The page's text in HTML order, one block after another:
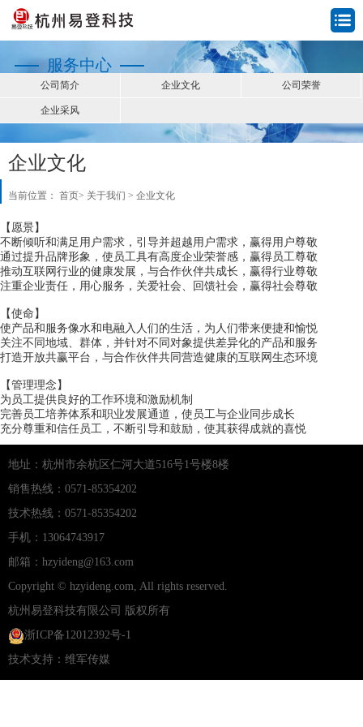
服务中心
公司简介 企业文化 公司荣誉
企业采风
企业文化
当前位置： 首页> 关于我们 > 企业文化
【愿景】
不断倾听和满足用户需求，引导并超越用户需求，赢得用户尊敬
通过提升品牌形象，使员工具有高度企业荣誉感，赢得员工尊敬
推动互联网行业的健康发展，与合作伙伴共成长，赢得行业尊敬
注重企业责任，用心服务，关爱社会、回馈社会，赢得社会尊敬
【使命】
使产品和服务像水和电融入人们的生活，为人们带来便捷和愉悦
关注不同地域、群体，并针对不同对象提供差异化的产品和服务
打造开放共赢平台，与合作伙伴共同营造健康的互联网生态环境
【管理理念】
为员工提供良好的工作环境和激励机制
完善员工培养体系和职业发展通道，使员工与企业同步成长
充分尊重和信任员工，不断引导和鼓励，使其获得成就的喜悦
地址：杭州市余杭区仁河大道516号1号楼8楼
销售热线：0571-85354202
技术热线：0571-85354202
手机：13064743917
邮箱：hzyideng@163.com
Copyright © hzyideng.com, All rights reserved.
杭州易登科技有限公司
版权所有
浙ICP备12012392号-1
技术支持： 维军传媒